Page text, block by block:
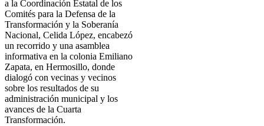
a la Coordinación Estatal de los
Comités para la Defensa de la
Transformación y la Soberanía
Nacional, Celida López, encabezó
un recorrido y una asamblea
informativa en la colonia Emiliano
Zapata, en Hermosillo, donde
dialogó con vecinas y vecinos
sobre los resultados de su
administración municipal y los
avances de la Cuarta
Transformación.